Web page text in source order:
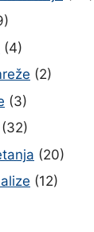
(4)
(2)
(3)
(32)
(20)
(12)